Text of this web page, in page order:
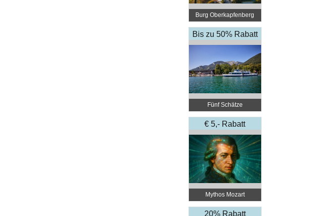
Burg Oberkapfenberg
Bis zu 50% Rabatt
Fünf Schätze
€ 5,- Rabatt
Mythos Mozart
20% Rabatt